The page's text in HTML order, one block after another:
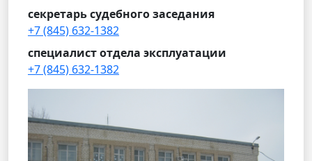
секретарь судебного заседания
+7 (845) 632-1382
специалист отдела эксплуатации
+7 (845) 632-1382